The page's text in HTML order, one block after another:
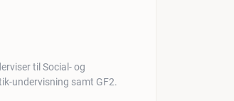
til Social- og
undervisning samt GF2.